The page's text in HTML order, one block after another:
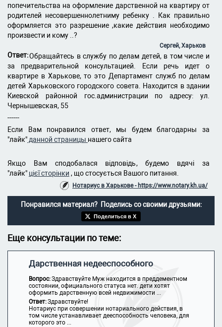
попечительства на оформление дарственной на квартиру от
родителей несовершеннолетниму ребенку . Как правильно
оформляется это разрешение ,какие действия необходимо
произвести и кому ..?
Сергей, Харьков
Ответ:Обращайтесь в службу по делам детей, в том числе и
за предварительной консультацией. Если речь идет о
квартире в Харькове, то это Департамент служб по делам
детей Харьковского городского совета. Находится в здании
Киевской районной гос.администрации по адресу: ул.
Чернышевская, 55
------
Если Вам понравился ответ, мы будем благодарны за
"лайк" данной страницы нашего сайта
Якщо Вам сподобалася відповідь, будемо вдячі за
"лайк" цієї сторінки , що стосується Вашого питання.
Нотариус в Харькове - https://www.notary.kh.ua/
Понравился материал? Поделись со своими друзьями:
Поделиться в X
Еще консультации по теме:
Дарственная недееспособного
Вопрос:Здравствуйте Муж находится в преддементном
состоянии, официального статуса нет. дети хотят
оформить дарственную всей недвижимости ...
Ответ:Здравствуйте!
Нотариус при совершении нотариального действия, в
том числе устанавливает дееспособность человека, для
которого это ...